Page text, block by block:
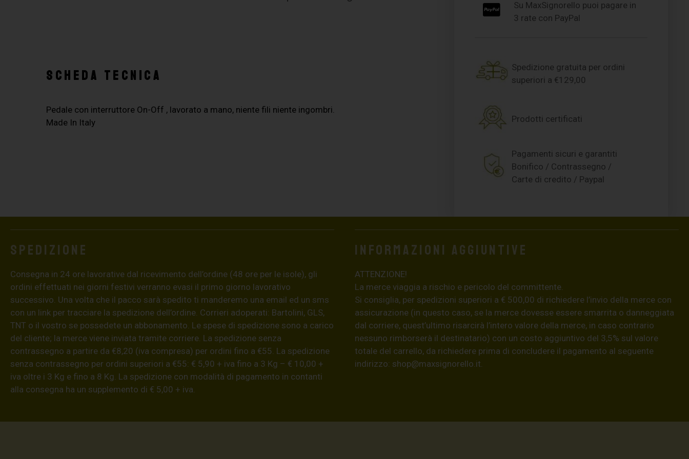
SCHEDA TECNICA
Pedale con interruttore On-Off , lavorato a mano, niente fili niente ingombri.
Made In Italy
Su MaxSignorello puoi pagare in
3 rate con PayPal
Spedizione gratuita per ordini
superiori a €129,00
Prodotti certificati
Pagamenti sicuri e garantiti
Bonifico / Contrassegno /
Carte di credito / Paypal
Spedizione
Consegna in 24 ore lavorative dal ricevimento dell’ordine (48 ore per le isole), gli
ordini effettuati nei giorni festivi verranno evasi il primo giorno lavorativo
successivo. Una volta che il pacco sarà spedito ti manderemo una email ed un sms
con un link per tracciare la spedizione dell’ordine. Corrieri adoperati: Bartolini, GLS,
TNT o il vostro se possedete un abbonamento. Le spese di spedizione sono a carico
del cliente; la merce viene inviata tramite corriere. La spedizione senza
contrassegno a partire da €8,20 (iva compresa) per ordini fino a €55. La spedizione
senza contrassegno per ordini superiori a €55: € 5,90 + iva fino a 3 Kg – € 10,00 +
iva oltre i 3 Kg e fino a 8 Kg. La spedizione con modalità di pagamento in contanti
alla consegna ha un supplemento di € 5,00 + iva.
Informazioni aggiuntive
ATTENZIONE!
La merce viaggia a rischio e pericolo del committente.
Si consiglia, per spedizioni superiori a € 500,00 di richiedere l’invio della merce con
assicurazione (in questo caso, se la merce dovesse essere smarrita o danneggiata
dal corriere, quest’ultimo risarcirà l’intero valore della merce, in caso contrario
nessuno rimborserà il destinatario) con un costo aggiuntivo del 3,5% sul valore
totale del carrello, da richiedere prima di concludere il pagamento al seguente
indirizzo: shop@maxsignorello.it